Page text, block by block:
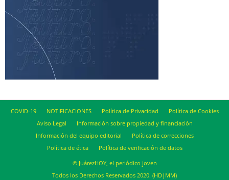
COVID-19 NOTIFICACIONES Política de Privacidad
Política de Cookies
Aviso Legal
Información sobre propiedad y financiación
Información del equipo editorial
Política de correcciones
Política de ética
Política de verificación de datos
© JuárezHOY, el periódico joven
Todos los Derechos Reservados 2020. (HD|MM)